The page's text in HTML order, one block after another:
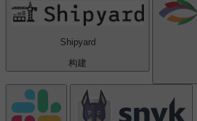
Shipyard
构建